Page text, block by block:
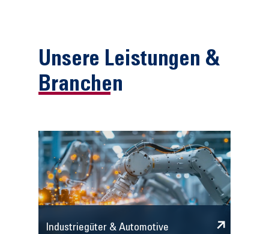
Unsere Leistungen &
Branchen
Industriegüter & Automotive